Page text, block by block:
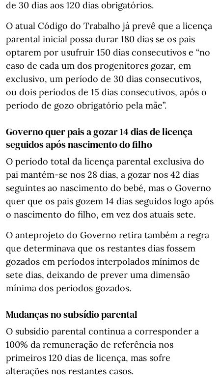
de 30 dias aos 120 dias obrigatórios.
O atual Código do Trabalho já prevê que a licença
parental inicial possa durar 180 dias se os pais
optarem por usufruir 150 dias consecutivos e “no
caso de cada um dos progenitores gozar, em
exclusivo, um período de 30 dias consecutivos,
ou dois períodos de 15 dias consecutivos, após o
período de gozo obrigatório pela mãe”.
Governo quer pais a gozar 14 dias de licença
seguidos após nascimento do filho
O período total da licença parental exclusiva do
pai mantém-se nos 28 dias, a gozar nos 42 dias
seguintes ao nascimento do bebé, mas o Governo
quer que os pais gozem 14 dias seguidos logo após
o nascimento do filho, em vez dos atuais sete.
O anteprojeto do Governo retira também a regra
que determinava que os restantes dias fossem
gozados em períodos interpolados mínimos de
sete dias, deixando de prever uma dimensão
mínima dos períodos gozados.
Mudanças no subsídio parental
O subsídio parental continua a corresponder a
100% da remuneração de referência nos
primeiros 120 dias de licença, mas sofre
alterações nos restantes casos.